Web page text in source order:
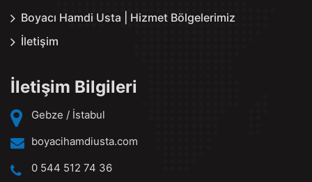
Boyacı Hamdi Usta | Hizmet Bölgelerimiz
İletişim
İletişim Bilgileri
Gebze / İstabul
boyacihamdiusta.com
0 544 512 74 36